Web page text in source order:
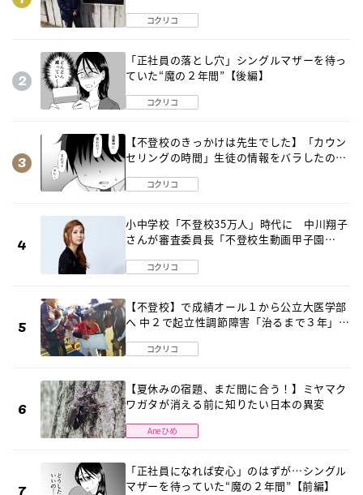
コクリコ
「正社員の落とし穴」シングルマザーを待っ
ていた“魔の２年間”【後編】
コクリコ
【不登校のきっかけは先生でした】「カウン
セリングの時間」生徒の情報をバラしたの
コクリコ
小中学校「不登校35万人」時代に 中川翔子
さんが審査委員長「不登校生動画甲子園
コクリコ
【不登校】で成績オール１から公立大医学部
へ 中２で起立性調節障害「治るまで３年」の
コクリコ
【夏休みの宿題、まだ間に合う！】ミヤマク
ワガタが消える前に知りたい日本の異変
Aneひめ
「正社員になれば安心」のはずが…シングル
マザーを待っていた“魔の２年間”【前編】